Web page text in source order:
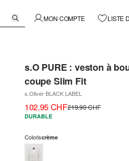
MON COMPTE LISTE
s.O PURE : veston à
coupe Slim Fit
s.Oliver BLACK LABEL
102.95 CHF219.90 CHF
DURABLE
Coloriscrème